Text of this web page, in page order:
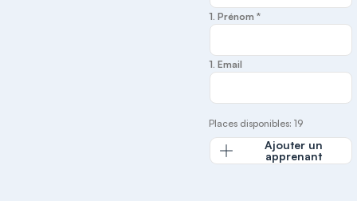
1. Prénom *
1. Email
Places disponibles: 19
Ajouter un
apprenant